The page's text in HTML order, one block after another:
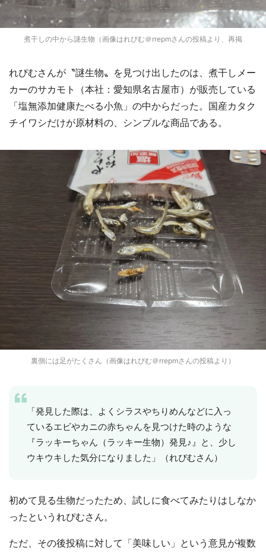
煮干しの中から謎生物（画像はれぴむ＠rrepmさんの投稿より、再掲
れぴむさんが〝謎生物〟を見つけ出したのは、煮干しメー
カーのサカモト（本社：愛知県名古屋市）が販売している
「塩無添加健康たべる小魚」の中からだった。国産カタク
チイワシだけが原材料の、シンプルな商品である。
裏側には足がたくさん（画像はれぴむ＠rrepmさんの投稿より）
「発見した際は、よくシラスやちりめんなどに入っ
ているエビやカニの赤ちゃんを見つけた時のような
『ラッキーちゃん（ラッキー生物）発見♪』と、少し
ウキウキした気分になりました」（れぴむさん）
初めて見る生物だったため、試しに食べてみたりはしなか
ったというれぴむさん。
ただ、その後投稿に対して「美味しい」という意見が複数